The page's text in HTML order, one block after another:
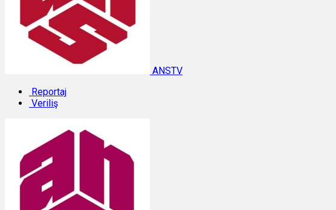
ANSTV
Reportaj
Veriliş